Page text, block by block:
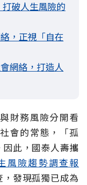
破人生風險的
，正視「自在
網絡，打造人
財務風險分開看
會的常態，「孤
此，國泰人壽攜
風險趨勢調查報
發現孤獨已成為